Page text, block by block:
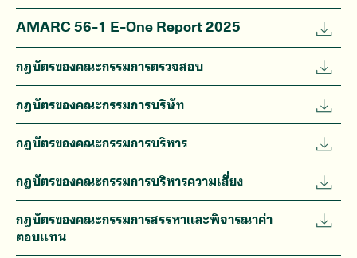
AMARC 56-1 E-One Report 2025
กฎบัตรของคณะกรรมการตรวจสอบ
กฎบัตรของคณะกรรมการบริษัท
กฎบัตรของคณะกรรมการบริหาร
กฎบัตรของคณะกรรมการบริหารความเสี่ยง
กฎบัตรของคณะกรรมการสรรหาและพิจารณาค่า
ตอบแทน